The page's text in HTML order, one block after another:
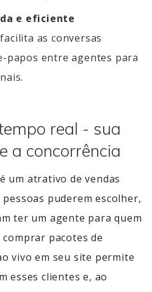
e eficiente
as conversas
papos entre agentes para
real - sua
a concorrência
um atrativo de vendas
puderem escolher,
ter um agente para quem
pacotes de
vivo em seu site permite
esses clientes e, ao